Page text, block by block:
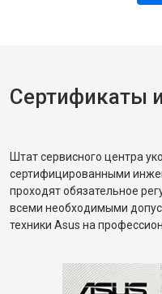
Сертификаты
Штат сервисного центра
сертифицированными
проходят обязательное
всеми необходимыми
техники Asus на